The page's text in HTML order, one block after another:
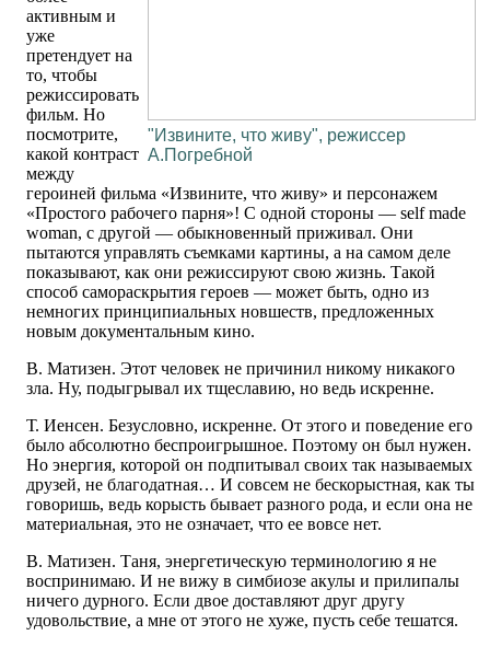
"Извините, что живу", режиссер
А.Погребной
активным и
уже
претендует на
то, чтобы
режиссировать
фильм. Но
посмотрите,
какой контраст
между
героиней фильма «Извините, что живу» и персонажем
«Простого рабочего парня»! С одной стороны — self made
woman, с другой — обыкновенный приживал. Они
пытаются управлять съемками картины, а на самом деле
показывают, как они режиссируют свою жизнь. Такой
способ самораскрытия героев — может быть, одно из
немногих принципиальных новшеств, предложенных
новым документальным кино.
В. Матизен. Этот человек не причинил никому никакого
зла. Ну, подыгрывал их тщеславию, но ведь искренне.
Т. Иенсен. Безусловно, искренне. От этого и поведение его
было абсолютно беспроигрышное. Поэтому он был нужен.
Но энергия, которой он подпитывал своих так называемых
друзей, не благодатная… И совсем не бескорыстная, как ты
говоришь, ведь корысть бывает разного рода, и если она не
материальная, это не означает, что ее вовсе нет.
В. Матизен. Таня, энергетическую терминологию я не
воспринимаю. И не вижу в симбиозе акулы и прилипалы
ничего дурного. Если двое доставляют друг другу
удовольствие, а мне от этого не хуже, пусть себе тешатся.